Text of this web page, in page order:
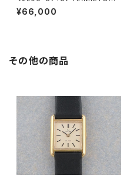
Khaki
¥66,000
その他の商品